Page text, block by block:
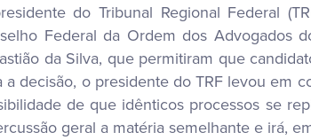
do Tribunal Regional Federal
Federal da Ordem dos Advogados
da Silva, que permitiram que
a decisão, o presidente do TRF levou em
de que idênticos processos se
geral a matéria semelhante e irá,